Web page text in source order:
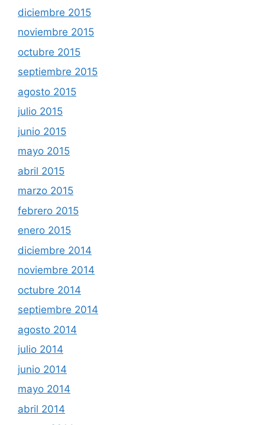
diciembre 2015
noviembre 2015
octubre 2015
septiembre 2015
agosto 2015
julio 2015
junio 2015
mayo 2015
abril 2015
marzo 2015
febrero 2015
enero 2015
diciembre 2014
noviembre 2014
octubre 2014
septiembre 2014
agosto 2014
julio 2014
junio 2014
mayo 2014
abril 2014